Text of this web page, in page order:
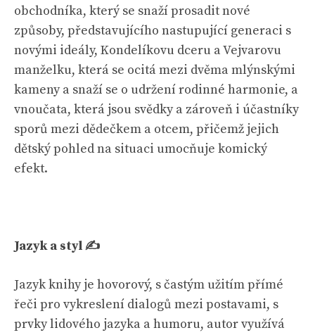
obchodníka, který se snaží prosadit nové
způsoby, představujícího nastupující generaci s
novými ideály, Kondelíkovu dceru a Vejvarovu
manželku, která se ocitá mezi dvěma mlýnskými
kameny a snaží se o udržení rodinné harmonie, a
vnoučata, která jsou svědky a zároveň i účastníky
sporů mezi dědečkem a otcem, přičemž jejich
dětský pohled na situaci umocňuje komický
efekt.
Jazyk a styl ✍️
Jazyk knihy je hovorový, s častým užitím přímé
řeči pro vykreslení dialogů mezi postavami, s
prvky lidového jazyka a humoru, autor využívá